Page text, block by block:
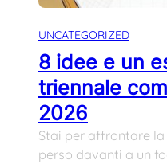
UNCATEGORIZED
8 idee e un
triennale
2026
Stai per affrontare
perso davanti a un